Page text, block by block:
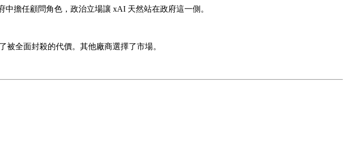
中擔任顧問角色，政治立場讓 xAI 天然站在政府這一側。
全面封殺的代價。其他廠商選擇了市場。